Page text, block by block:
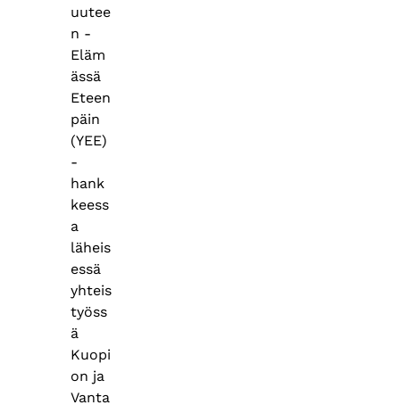
uutee
n -
Eläm
ässä
Eteen
päin
(YEE)
-
hank
keess
a
läheis
essä
yhteis
työss
ä
Kuopi
on ja
Vanta